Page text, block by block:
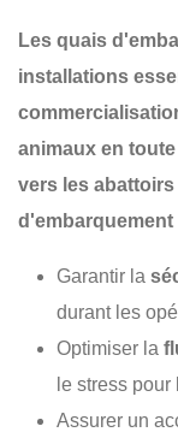
Les quais
installations
animaux en
vers les
Garantir la
durant les
Optimiser la
le stress
Assurer un